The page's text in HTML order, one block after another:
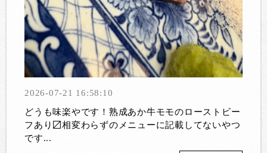
2026-07-21 16:58:10
どうも味楽やです！熟成あか牛モモのローストビー
フあり〼相変わらずのメニューに記載してないやつ
です...